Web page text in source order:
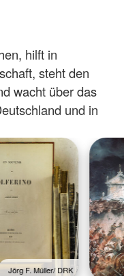
hilft in
steht den
wacht über das
und in
Jörg F. Müller/ DRK